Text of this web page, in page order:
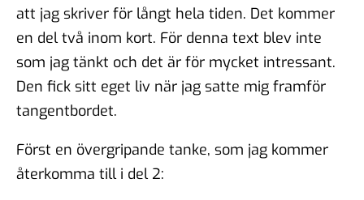
att jag skriver för långt hela tiden. Det kommer
en del två inom kort. För denna text blev inte
som jag tänkt och det är för mycket intressant.
Den fick sitt eget liv när jag satte mig framför
tangentbordet.
Först en övergripande tanke, som jag kommer
återkomma till i del 2: